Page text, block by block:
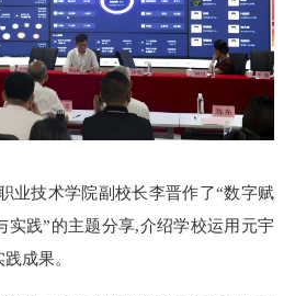
业技术学院副校长李晋作了“数字赋
实践”的主题分享,介绍学校运用元宇
成果。